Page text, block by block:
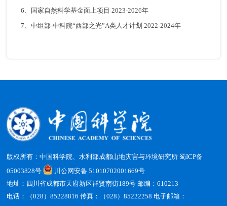
6、国家自然科学基金面上项目 2023-2026年
7、中组部-中科院“西部之光”A类人才计划 2022-2024年
版权所有：中国科学院、水利部成都山地灾害与环境研究所蜀ICP备
05003828号
川公网安备 51010702001669号
地址：四川省成都市天府新区群贤南街189号 邮编：610213
电话：（028）85228816 传真：（028）85222258 电子邮箱：